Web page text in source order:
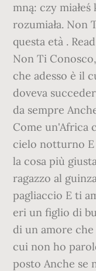
mną: czy
rozumiała. Non
questa età .
Non Ti
che adesso è il
doveva
da sempre
Come un'Africa
cielo notturno E
la cosa più
ragazzo al
pagliaccio E ti
eri un figlio di
di un amore
cui non ho
posto Anche se